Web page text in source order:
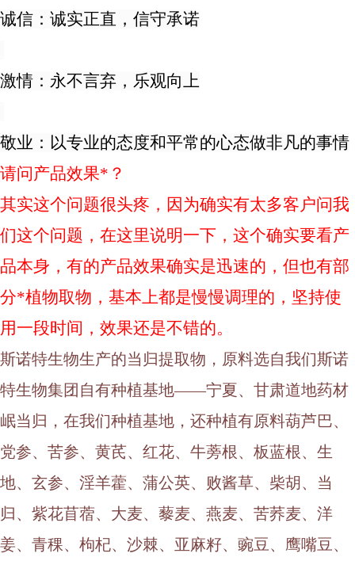
诚信：诚实正直，信守承诺
激情：永不言弃，乐观向上
敬业：以专业的态度和平常的心态做非凡的事情
请问产品效果*？
其实这个问题很头疼，因为确实有太多客户问我
们这个问题，在这里说明一下，这个确实要看产
品本身，有的产品效果确实是迅速的，但也有部
分*植物取物，基本上都是慢慢调理的，坚持使
用一段时间，效果还是不错的。
斯诺特生物生产的当归提取物，原料选自我们斯诺
特生物集团自有种植基地——宁夏、甘肃道地药材
岷当归，在我们种植基地，还种植有原料葫芦巴、
党参、苦参、黄芪、红花、牛蒡根、板蓝根、生
地、玄参、淫羊藿、蒲公英、败酱草、柴胡、当
归、紫花苜蓿、大麦、藜麦、燕麦、苦荞麦、洋
姜、青稞、枸杞、沙棘、亚麻籽、豌豆、鹰嘴豆、